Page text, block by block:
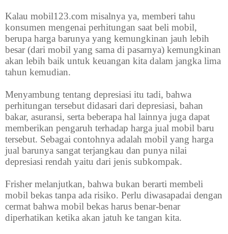
Kalau mobil123.com misalnya ya, memberi tahu
konsumen mengenai perhitungan saat beli mobil,
berupa harga barunya yang kemungkinan jauh lebih
besar (dari mobil yang sama di pasarnya) kemungkinan
akan lebih baik untuk keuangan kita dalam jangka lima
tahun kemudian.
Menyambung tentang depresiasi itu tadi, bahwa
perhitungan tersebut didasari dari depresiasi, bahan
bakar, asuransi, serta beberapa hal lainnya juga dapat
memberikan pengaruh terhadap harga jual mobil baru
tersebut. Sebagai contohnya adalah mobil yang harga
jual barunya sangat terjangkau dan punya nilai
depresiasi rendah yaitu dari jenis subkompak.
Frisher melanjutkan, bahwa bukan berarti membeli
mobil bekas tanpa ada risiko. Perlu diwasapadai dengan
cermat bahwa mobil bekas harus benar-benar
diperhatikan ketika akan jatuh ke tangan kita.